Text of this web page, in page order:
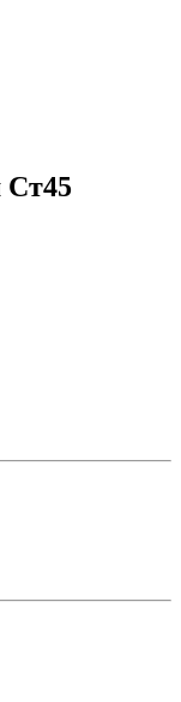
Ст45